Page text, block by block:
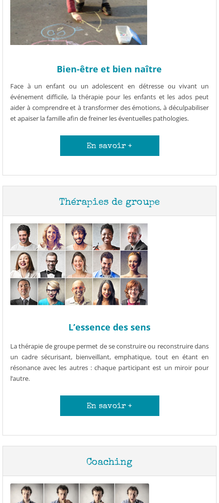
Bien-être et bien naître
Face à un enfant ou un adolescent en détresse ou vivant un
événement difficile, la thérapie pour les enfants et les ados peut
aider à comprendre et à transformer des émotions, à déculpabiliser
et apaiser la famille afin de freiner les éventuelles pathologies.
En savoir +
Thérapies de groupe
L’essence des sens
La thérapie de groupe permet de se construire ou reconstruire dans
un cadre sécurisant, bienveillant, emphatique, tout en étant en
résonance avec les autres : chaque participant est un miroir pour
l’autre.
En savoir +
Coaching